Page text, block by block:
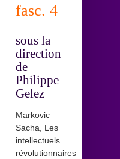
fasc. 4
sous la
direction
de
Philippe
Gelez
Markovic
Sacha, Les
intellectuels
révolutionnaires